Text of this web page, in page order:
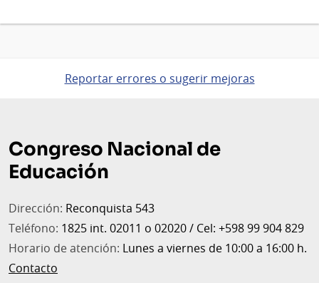
Reportar errores o sugerir mejoras
de
página
Congreso Nacional de
Educación
Dirección: Reconquista 543
Teléfono: 1825 int. 02011 o 02020 / Cel: +598 99 904 829
Horario de atención: Lunes a viernes de 10:00 a 16:00 h.
Contacto